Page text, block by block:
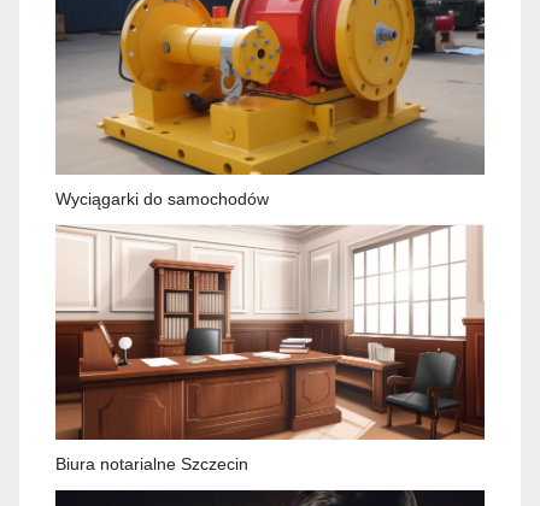
Wyciągarki do samochodów
Biura notarialne Szczecin